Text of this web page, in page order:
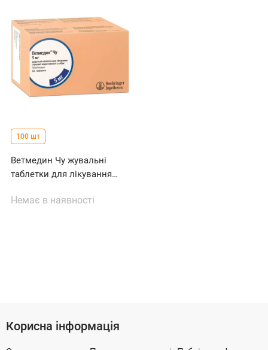
100 шт
Ветмедин Чу жувальні
таблетки для лікування
собак, 5 мг
Немає в наявності
Корисна інформація